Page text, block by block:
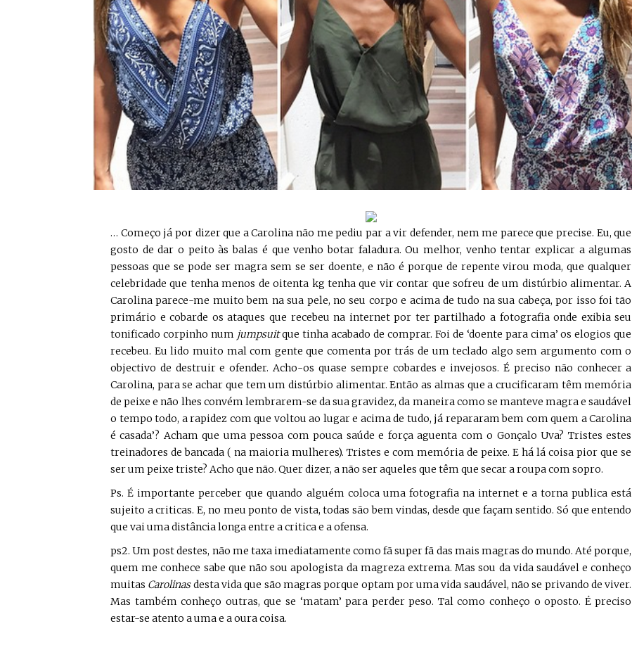
… Começo já por dizer que a Carolina não me pediu par a vir defender, nem me parece que precise. Eu, que
gosto de dar o peito às balas é que venho botar faladura. Ou melhor, venho tentar explicar a algumas
pessoas que se pode ser magra sem se ser doente, e não é porque de repente virou moda, que qualquer
celebridade que tenha menos de oitenta kg tenha que vir contar que sofreu de um distúrbio alimentar. A
Carolina parece-me muito bem na sua pele, no seu corpo e acima de tudo na sua cabeça, por isso foi tão
primário e cobarde os ataques que recebeu na internet por ter partilhado a fotografia onde exibia seu
tonificado corpinho num jumpsuitque tinha acabado de comprar. Foi de ‘doente para cima’ os elogios que
recebeu. Eu lido muito mal com gente que comenta por trás de um teclado algo sem argumento com o
objectivo de destruir e ofender. Acho-os quase sempre cobardes e invejosos. É preciso não conhecer a
Carolina, para se achar que tem um distúrbio alimentar. Então as almas que a crucificaram têm memória
de peixe e não lhes convém lembrarem-se da sua gravidez, da maneira como se manteve magra e saudável
o tempo todo, a rapidez com que voltou ao lugar e acima de tudo, já repararam bem com quem a Carolina
é casada’? Acham que uma pessoa com pouca saúde e força aguenta com o Gonçalo Uva? Tristes estes
treinadores de bancada ( na maioria mulheres). Tristes e com memória de peixe. E há lá coisa pior que se
ser um peixe triste? Acho que não. Quer dizer, a não ser aqueles que têm que secar a roupa com sopro.
Ps. É importante perceber que quando alguém coloca uma fotografia na internet e a torna publica está
sujeito a criticas. E, no meu ponto de vista, todas são bem vindas, desde que façam sentido. Só que entendo
que vai uma distância longa entre a critica e a ofensa.
ps2. Um post destes, não me taxa imediatamente como fã super fã das mais magras do mundo. Até porque,
quem me conhece sabe que não sou apologista da magreza extrema. Mas sou da vida saudável e conheço
muitas Carolinasdesta vida que são magras porque optam por uma vida saudável, não se privando de viver.
Mas também conheço outras, que se ‘matam’ para perder peso. Tal como conheço o oposto. É preciso
estar-se atento a uma e a oura coisa.